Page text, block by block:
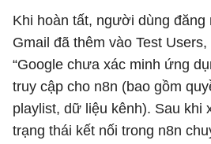
Khi hoàn tất, người dùng đăng
Gmail đã thêm vào Test
“Google chưa xác minh ứng
truy cập cho n8n (bao gồm
playlist, dữ liệu kênh). Sau khi
trạng thái kết nối trong n8n